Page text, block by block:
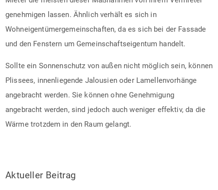
genehmigen lassen. Ähnlich verhält es sich in
Wohneigentümergemeinschaften, da es sich bei der Fassade
und den Fenstern um Gemeinschaftseigentum handelt.
Sollte ein Sonnenschutz von außen nicht möglich sein, können
Plissees, innenliegende Jalousien oder Lamellenvorhänge
angebracht werden. Sie können ohne Genehmigung
angebracht werden, sind jedoch auch weniger effektiv, da die
Wärme trotzdem in den Raum gelangt.
Aktueller Beitrag